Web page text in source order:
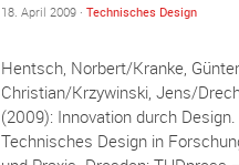
18. April 2009 · Technisches Design
Hentsch, Norbert/Kranke,
Christian/Krzywinski, Jens/
(2009): Innovation durch Design.
Technisches Design in